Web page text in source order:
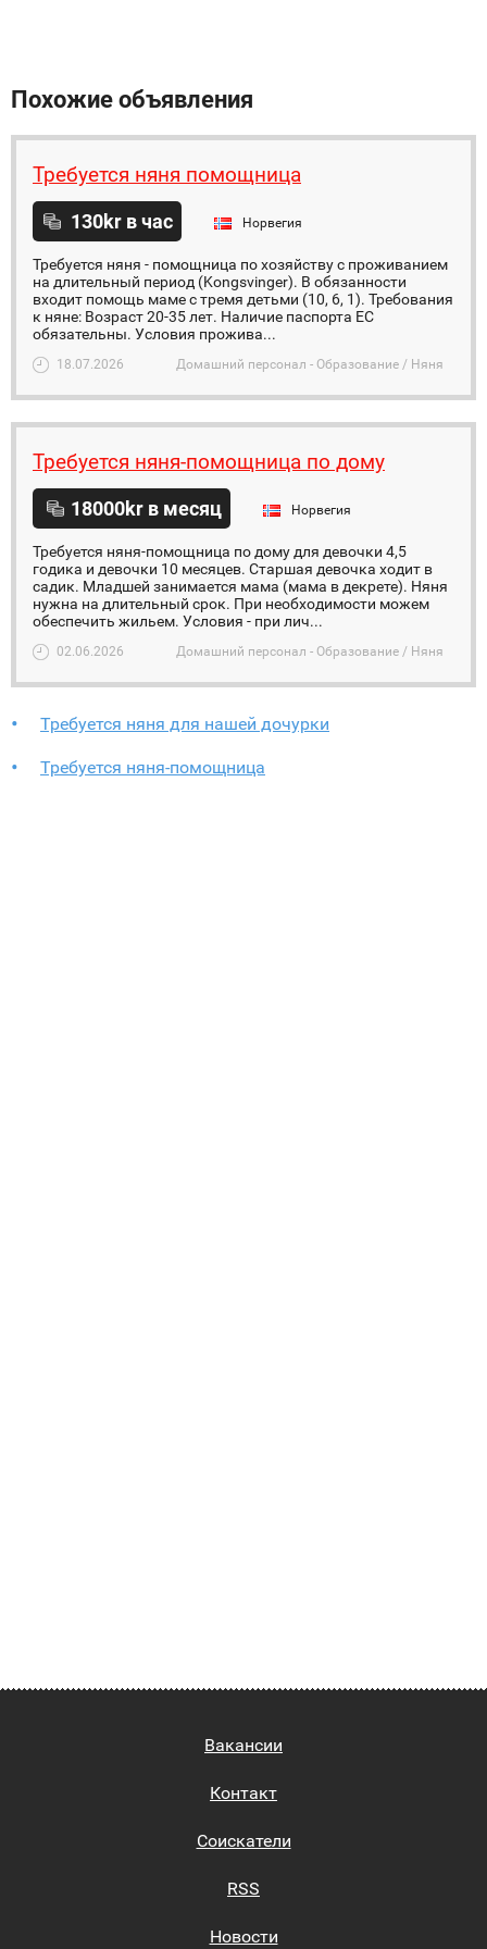
Похожие объявления
Требуется няня помощница
130kr в час Норвегия
Требуется няня - помощница по хозяйству с проживанием
на длительный период (Kongsvinger). В обязанности
входит помощь маме с тремя детьми (10, 6, 1). Требования
к няне: Возраст 20-35 лет. Hаличие паспорта ЕС
обязательны. Условия прожива...
18.07.2026 Домашний персонал - Образование / Няня
Требуется няня-помощница по дому
18000kr в месяц Норвегия
Требуется няня-помощница по дому для девочки 4,5
годика и девочки 10 месяцев. Старшая девочка ходит в
садик. Младшей занимается мама (мама в декрете). Няня
нужна на длительный срок. При необходимости можем
обеспечить жильем. Условия - при лич...
02.06.2026 Домашний персонал - Образование / Няня
Требуется няня для нашей дочурки
Требуется няня-помощница
Вакансии
Контакт
Соискатели
RSS
Новости